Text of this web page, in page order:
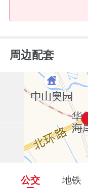
周边配套
公交 地铁